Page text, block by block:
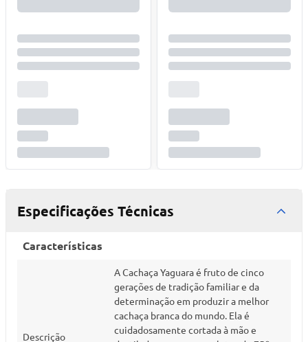
Especificações Técnicas
Características
Descrição
A Cachaça Yaguara é fruto de cinco
gerações de tradição familiar e da
determinação em produzir a melhor
cachaça branca do mundo. Ela é
cuidadosamente cortada à mão e